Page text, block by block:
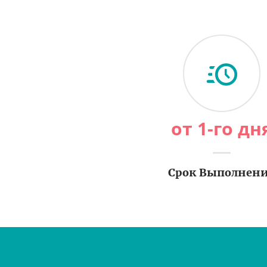
от 1-го
Срок